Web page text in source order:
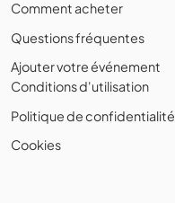
Comment acheter
Questions fréquentes
Ajouter votre événement
Conditions d'utilisation
Politique de confidentialité
Cookies